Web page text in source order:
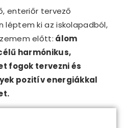
enteriőr tervező
léptem ki az iskolapadból,
előtt: álom
harmónikus,
fogok tervezni és
pozitív energiákkal